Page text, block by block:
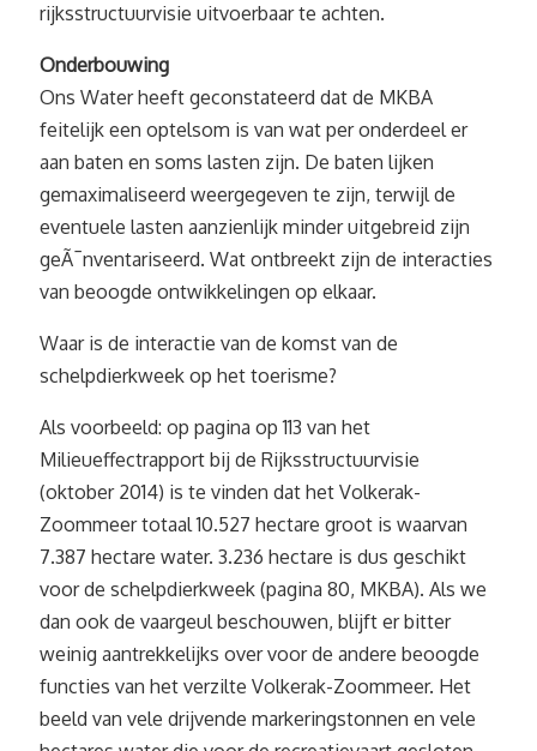
rijksstructuurvisie uitvoerbaar te achten.
Onderbouwing
Ons Water heeft geconstateerd dat de MKBA
feitelijk een optelsom is van wat per onderdeel er
aan baten en soms lasten zijn. De baten lijken
gemaximaliseerd weergegeven te zijn, terwijl de
eventuele lasten aanzienlijk minder uitgebreid zijn
geÃ¯nventariseerd. Wat ontbreekt zijn de interacties
van beoogde ontwikkelingen op elkaar.
Waar is de interactie van de komst van de
schelpdierkweek op het toerisme?
Als voorbeeld: op pagina op 113 van het
Milieueffectrapport bij de Rijksstructuurvisie
(oktober 2014) is te vinden dat het Volkerak-
Zoommeer totaal 10.527 hectare groot is waarvan
7.387 hectare water. 3.236 hectare is dus geschikt
voor de schelpdierkweek (pagina 80, MKBA). Als we
dan ook de vaargeul beschouwen, blijft er bitter
weinig aantrekkelijks over voor de andere beoogde
functies van het verzilte Volkerak-Zoommeer. Het
beeld van vele drijvende markeringstonnen en vele